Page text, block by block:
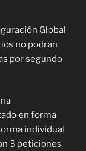
Global
no podran
por segundo
en forma
individual
3 peticiones